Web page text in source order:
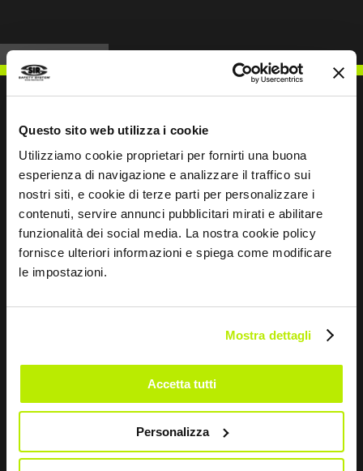
Questo sito web utilizza i cookie
Utilizziamo cookie proprietari per fornirti una buona
esperienza di navigazione e analizzare il traffico sui
nostri siti, e cookie di terze parti per personalizzare i
contenuti, servire annunci pubblicitari mirati e abilitare
funzionalità dei social media. La nostra cookie policy
fornisce ulteriori informazioni e spiega come modificare
le impostazioni.
Mostra dettagli
Accetta tutti
Personalizza
ESCREVER PARA NÓS
Mantemo-nos em contacto
Li a Política de Privacidade
nos termos do art. 13 Regulamento UE 679/16.
Concordo